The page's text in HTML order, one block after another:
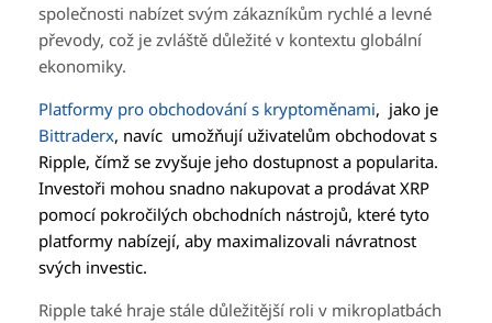
společnosti nabízet svým zákazníkům rychlé a levné
převody, což je zvláště důležité v kontextu globální
ekonomiky.
Platformy pro obchodování s kryptoměnami, jako je
Bittraderx, navíc umožňují uživatelům obchodovat s
Ripple, čímž se zvyšuje jeho dostupnost a popularita.
Investoři mohou snadno nakupovat a prodávat XRP
pomocí pokročilých obchodních nástrojů, které tyto
platformy nabízejí, aby maximalizovali návratnost
svých investic.
Ripple také hraje stále důležitější roli v mikroplatbách